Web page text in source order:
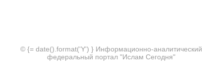
© {= date().format('Y') } Информационно-аналитический
федеральный портал "Ислам Сегодня"